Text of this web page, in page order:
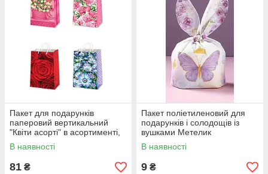
Пакет для подарунків
паперовий вертикальний
"Квіти асорті" в асортименті,
розмір 24 х 38 см.
В наявності
81 ₴
Пакет поліетиленовий для
подарунків і солодощів із
вушками Метелик
фіолетоваий 11006700
В наявності
9 ₴